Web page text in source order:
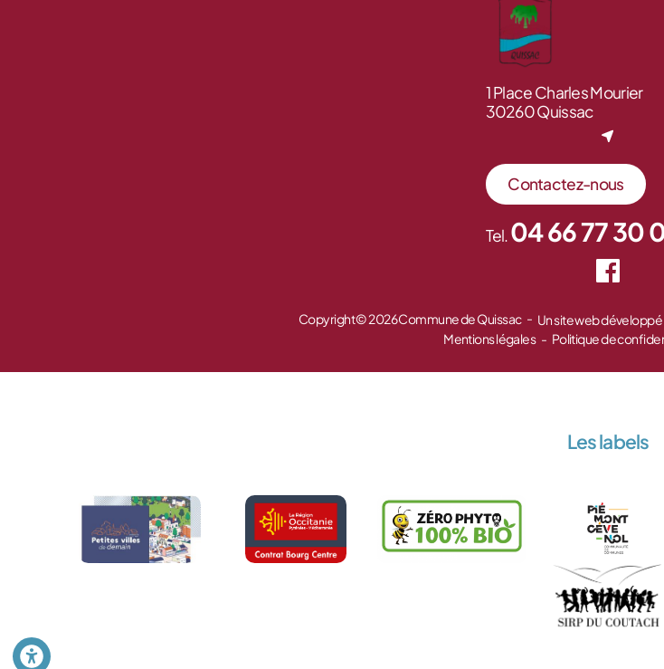
1 Place Charles Mourier
30260 Quissac
Contactez-nous
Tel.04 66 77 30
Copyright © 2026 Commune de Quissac Un site web développé
Mentions légales
Politique de
Les labels